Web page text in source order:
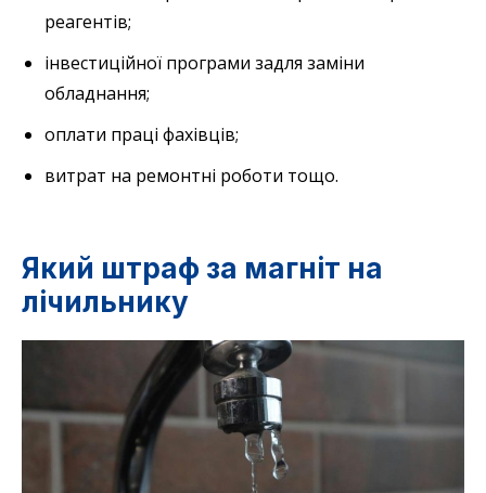
реагентів;
інвестиційної програми задля заміни
обладнання;
оплати праці фахівців;
витрат на ремонтні роботи тощо.
Який штраф за магніт на
лічильнику